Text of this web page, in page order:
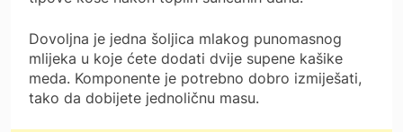
Dovoljna je jedna šoljica mlakog punomasnog
mlijeka u koje ćete dodati dvije supene kašike
meda. Komponente je potrebno dobro izmiješati,
tako da dobijete jednoličnu masu.